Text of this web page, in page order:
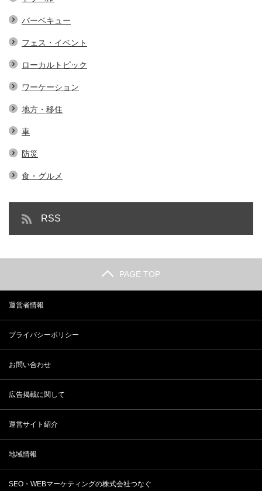
バーベキュー
フェス・イベント
ローカルトピック
ワーケーション
地方・移住
車
防災
食・グルメ
RSS
PAGE TOP
運営者情報
プライバシーポリシー
お問い合わせ
広告掲載に関して
運営サイト紹介
地域情報
SEO・WEBマーケティングの株式会社つなぐ